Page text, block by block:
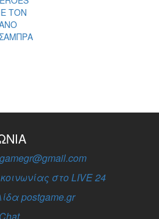
ΤΟΝ
στο LIVE 24
postgame.gr